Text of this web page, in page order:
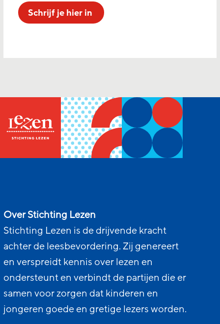
Schrijf je hier in
Over Stichting Lezen
Stichting Lezen is de drijvende kracht
achter de leesbevordering. Zij genereert
en verspreidt kennis over lezen en
ondersteunt en verbindt de partijen die er
samen voor zorgen dat kinderen en
jongeren goede en gretige lezers worden.